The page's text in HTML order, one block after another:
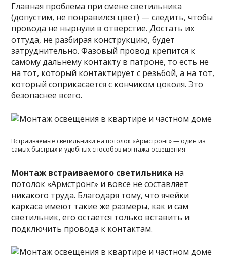
Главная проблема при смене светильника
(допустим, не понравился цвет) — следить, чтобы
провода не нырнули в отверстие. Достать их
оттуда, не разбирая конструкцию, будет
затруднительно. Фазовый провод крепится к
самому дальнему контакту в патроне, то есть не
на тот, который контактирует с резьбой, а на тот,
который соприкасается с кончиком цоколя. Это
безопаснее всего.
Встраиваемые светильники на потолок «Армстронг» — один из
самых быстрых и удобных способов монтажа освещения
Монтаж встраиваемого светильника на
потолок «Армстронг» и вовсе не составляет
никакого труда. Благодаря тому, что ячейки
каркаса имеют такие же размеры, как и сам
светильник, его остается только вставить и
подключить провода к контактам.